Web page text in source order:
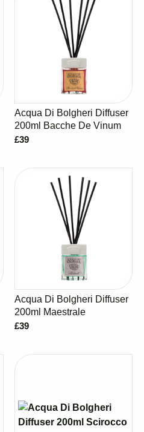
Acqua Di Bolgheri Diffuser
200ml Bacche De Vinum
£39
Acqua Di Bolgheri Diffuser
200ml Maestrale
£39